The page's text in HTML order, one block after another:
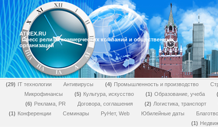
ATREX.RU
Пресс релизы коммерческих компаний и общественных
организаций
29 IT технологии Антивирусы 4 Промышленность и производство
Микрофинансы
5 Культура, искусство 1
Образование, учеба
6
Реклама, PR Договора, соглашения 2
Логистика, транспорт
1
Конференции Семинары РуНет, Web Юбилейные даты
1